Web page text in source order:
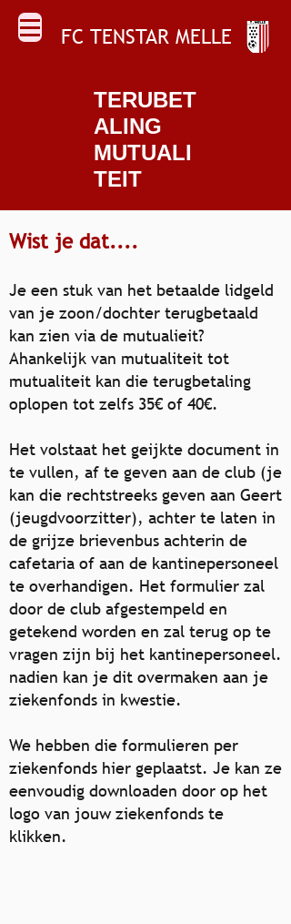
FC TENSTAR MELLE
TERUBET
ALING
MUTUALI
TEIT
Wist je dat....
Je een stuk van het betaalde lidgeld
van je zoon/dochter terugbetaald
kan zien via de mutualieit?
Ahankelijk van mutualiteit tot
mutualiteit kan die terugbetaling
oplopen tot zelfs 35€ of 40€.
Het volstaat het geijkte document in
te vullen, af te geven aan de club (je
kan die rechtstreeks geven aan Geert
(jeugdvoorzitter), achter te laten in
de grijze brievenbus achterin de
cafetaria of aan de kantinepersoneel
te overhandigen. Het formulier zal
door de club afgestempeld en
getekend worden en zal terug op te
vragen zijn bij het kantinepersoneel.
nadien kan je dit overmaken aan je
ziekenfonds in kwestie.
We hebben die formulieren per
ziekenfonds hier geplaatst. Je kan ze
eenvoudig downloaden door op het
logo van jouw ziekenfonds te
klikken.